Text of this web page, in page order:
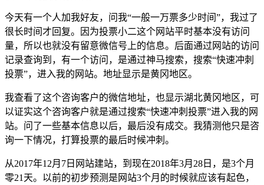
今天有一个人加我好友，问我“一般一万票多少时间”，我过了
很长时间才回复。因为投票小二这个网站平时基本没有访问
量，所以也就没有留意微信号上的信息。后面通过网站的访问
记录查询到，有一个访问，是通过神马搜索，搜索“快速冲刺
投票”，进入我的网站。地址显示是黄冈地区。
我查看了这个咨询客户的微信地址，也显示湖北黄冈地区，可
以证实这个咨询客户就是通过搜索“快速冲刺投票”进入我的网
站。问了一些基本信息以后，最后没有成交。我猜测他只是咨
询一下情况，打算投票的最后时候冲刺。
从2017年12月7日网站建站，到现在2018年3月28日，是3个月
零21天。以前的初步预测是网站3个月的时候就应该有起色，